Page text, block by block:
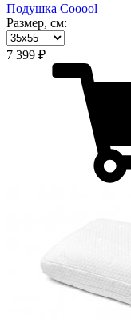
Подушка Cooool
Размер, см:
7 399 ₽